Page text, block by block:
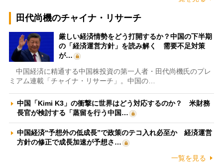
田代尚機のチャイナ・リサーチ
厳しい経済情勢をどう打開するか？中国の下半期
の「経済運営方針」を読み解く 需要不足対策
が…
中国経済に精通する中国株投資の第一人者・田代尚機氏のプレ
ミアム連載「チャイナ・リサーチ」。中国の…
中国「Kimi K3」の衝撃に世界はどう対応するのか？ 米財務
長官が検討する「蒸留を行う中国…
中国経済“予想外の低成長”で政策のテコ入れ必至か 経済運営
方針の修正で成長加速が予想さ…
一覧を見る